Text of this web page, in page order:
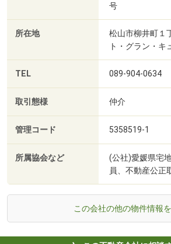
号
所在地
松山市柳井町１
ト・グラン・キ
TEL 089-904-0634
取引態様 仲介
管理コード 5358519-1
所属協会など
(公社)愛媛県宅
員、不動産公正
この会社の他の物件情報